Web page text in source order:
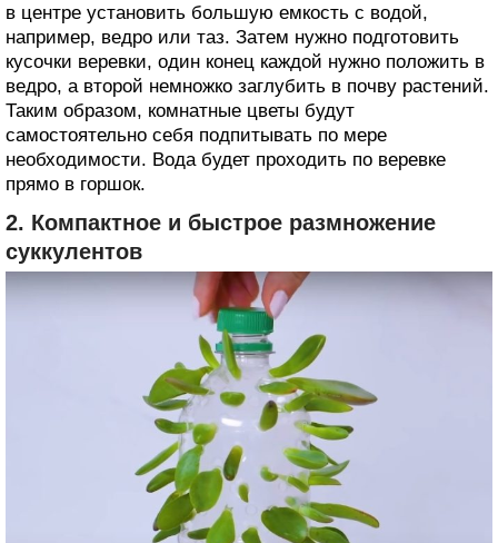
в центре установить большую емкость с водой,
например, ведро или таз. Затем нужно подготовить
кусочки веревки, один конец каждой нужно положить в
ведро, а второй немножко заглубить в почву растений.
Таким образом, комнатные цветы будут
самостоятельно себя подпитывать по мере
необходимости. Вода будет проходить по веревке
прямо в горшок.
2. Компактное и быстрое размножение
суккулентов